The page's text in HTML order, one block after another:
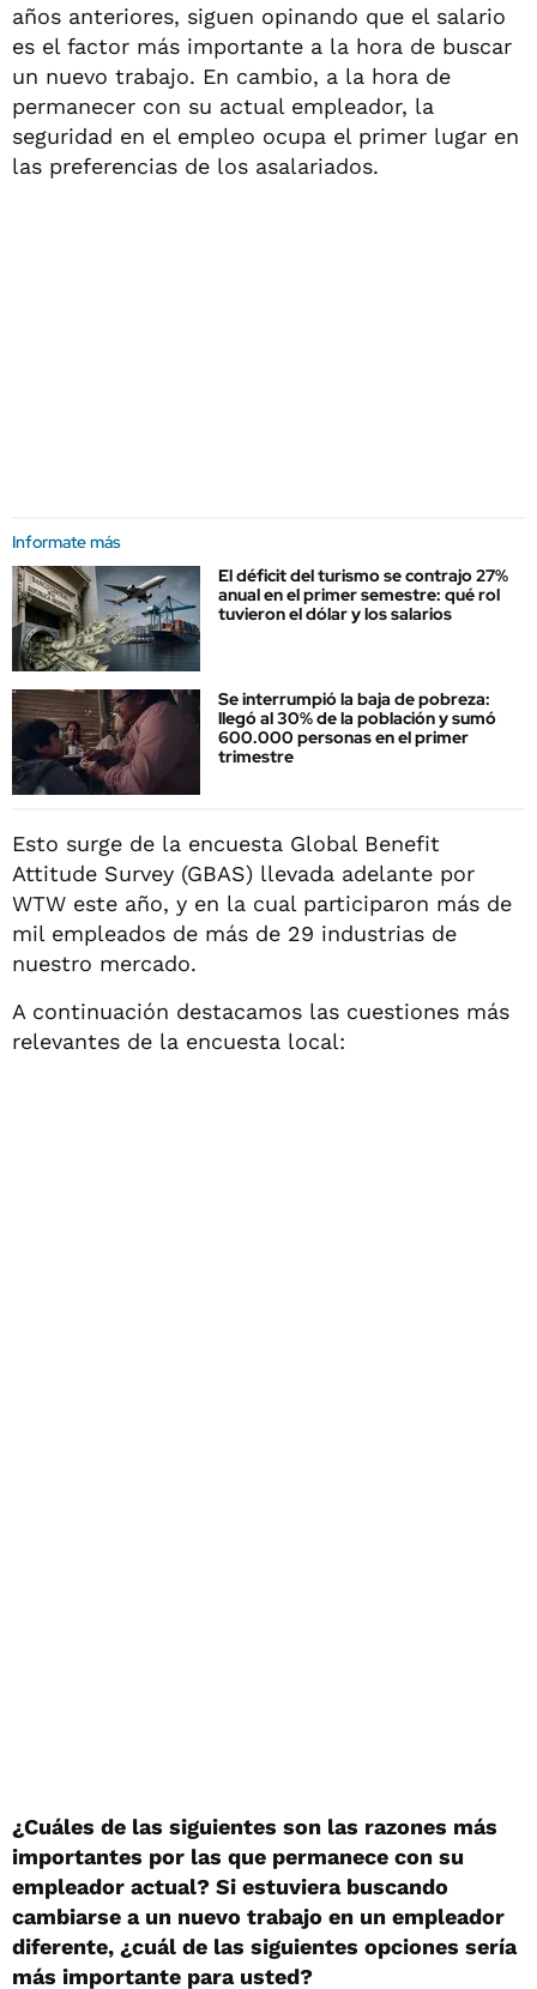
años anteriores, siguen opinando que el salario
es el factor más importante a la hora de buscar
un nuevo trabajo. En cambio, a la hora de
permanecer con su actual empleador, la
seguridad en el empleo ocupa el primer lugar en
las preferencias de los asalariados.
Informate más
El déficit del turismo se contrajo 27%
anual en el primer semestre: qué rol
tuvieron el dólar y los salarios
Se interrumpió la baja de pobreza:
llegó al 30% de la población y sumó
600.000 personas en el primer
trimestre
Esto surge de la encuesta Global Benefit
Attitude Survey (GBAS) llevada adelante por
WTW este año, y en la cual participaron más de
mil empleados de más de 29 industrias de
nuestro mercado.
A continuación destacamos las cuestiones más
relevantes de la encuesta local:
¿Cuáles de las siguientes son las razones más
importantes por las que permanece con su
empleador actual? Si estuviera buscando
cambiarse a un nuevo trabajo en un empleador
diferente, ¿cuál de las siguientes opciones sería
más importante para usted?